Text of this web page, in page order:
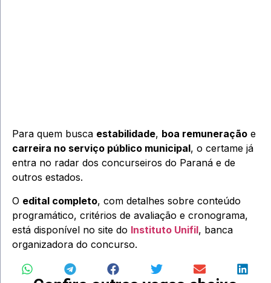
Para quem busca estabilidade, boa remuneração e
carreira no serviço público municipal, o certame já
entra no radar dos concurseiros do Paraná e de
outros estados.
O edital completo, com detalhes sobre conteúdo
programático, critérios de avaliação e cronograma,
está disponível no site do Instituto Unifil, banca
organizadora do concurso.